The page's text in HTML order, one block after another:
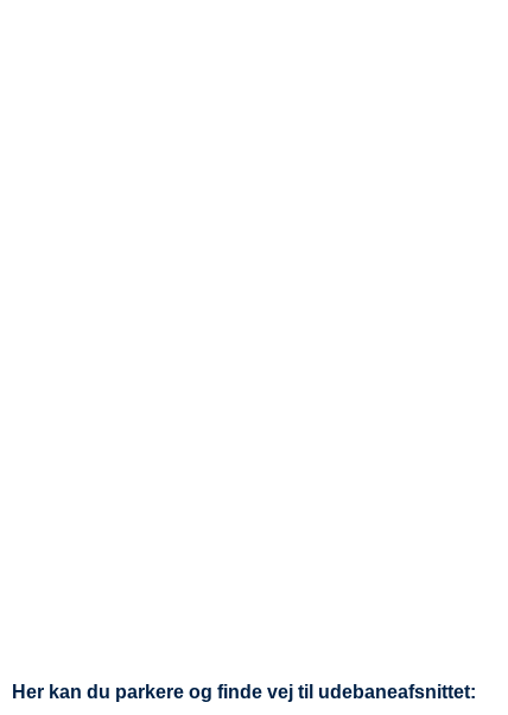
Her kan du parkere og finde vej til udebaneafsnittet: